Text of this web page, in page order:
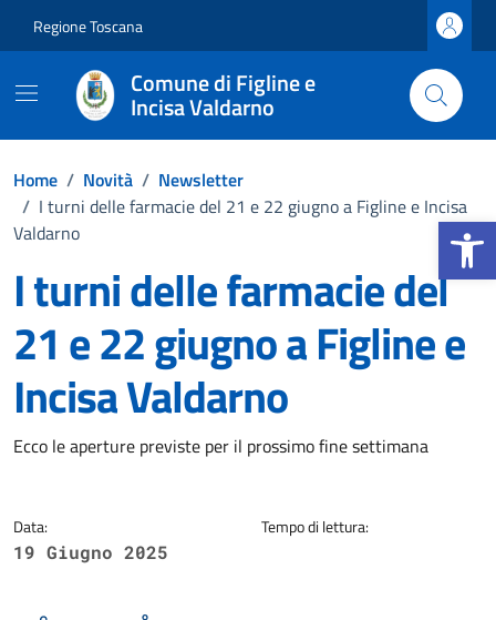
Apri la
Regione Toscana
Comune di Figline e
Incisa Valdarno
Home / Novità / Newsletter
/ I turni delle farmacie del 21 e 22 giugno a Figline e Incisa
Valdarno
I turni delle farmacie del
21 e 22 giugno a Figline e
Incisa Valdarno
Dettagli della notizia
Ecco le aperture previste per il prossimo fine settimana
Data:
19 Giugno 2025
Tempo di lettura: